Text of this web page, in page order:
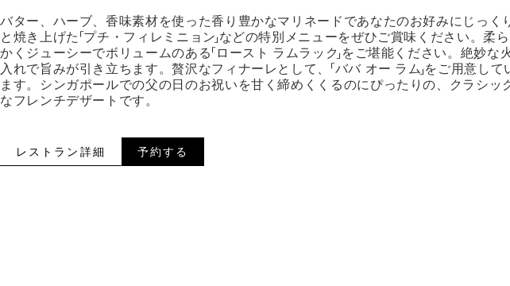
バター、ハーブ、香味素材を使った香り豊かなマリネードであなたのお好みにじっく
と焼き上げた「プチ・フィレミニョン」などの特別メニューをぜひご賞味ください。柔ら
かくジューシーでボリュームのある「ロースト ラムラック」をご堪能ください。絶妙な
入れで旨みが引き立ちます。贅沢なフィナーレとして、「ババ オー ラム」をご用意して
ます。シンガポールでの父の日のお祝いを甘く締めくくるのにぴったりの、クラシッ
なフレンチデザートです。
レストラン詳細 予約する